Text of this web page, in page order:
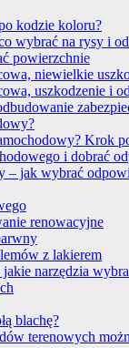
kodzie koloru?
wybrać na rysy i
powierzchnie
niewielkie
uszkodzenie i
Krok
i dobrać
– jak wybrać
renowacyjne
z lakierem
narzędzia
blachę?
terenowych